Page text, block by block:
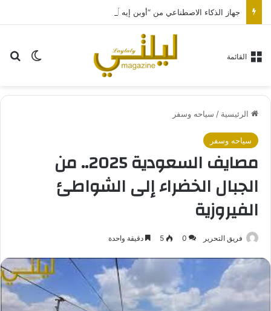
الوضع القائمة
الرئيسية / سياحه وسفر
سياحه وسفر
مصايف السعودية 2025.. من
الجبال الخضراء إلى الشواطئ
الفيروزية
فريق التحرير 0
5 دقيقة واحدة